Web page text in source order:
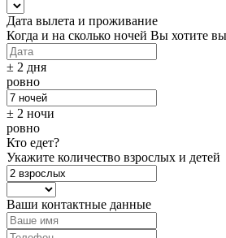
Дата вылета и проживание
Когда и на сколько ночей Вы хотите
± 2 дня
ровно
± 2 ночи
ровно
Кто едет?
Укажите количество взрослых и детей
Ваши контактные данные